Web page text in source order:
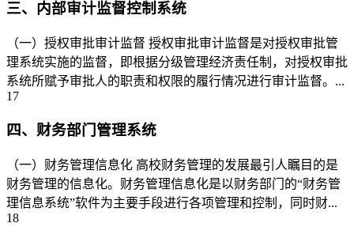
三、内部审计监督控制系统
（一）授权审批审计监督 授权审批审计监督是对授权审批管
理系统实施的监督，即根据分级管理经济责任制，对授权审批
系统所赋予审批人的职责和权限的履行情况进行审计监督。...
17
四、财务部门管理系统
（一）财务管理信息化 高校财务管理的发展最引人瞩目的是
财务管理的信息化。财务管理信息化是以财务部门的“财务管
理信息系统”软件为主要手段进行各项管理和控制，同时财...
18